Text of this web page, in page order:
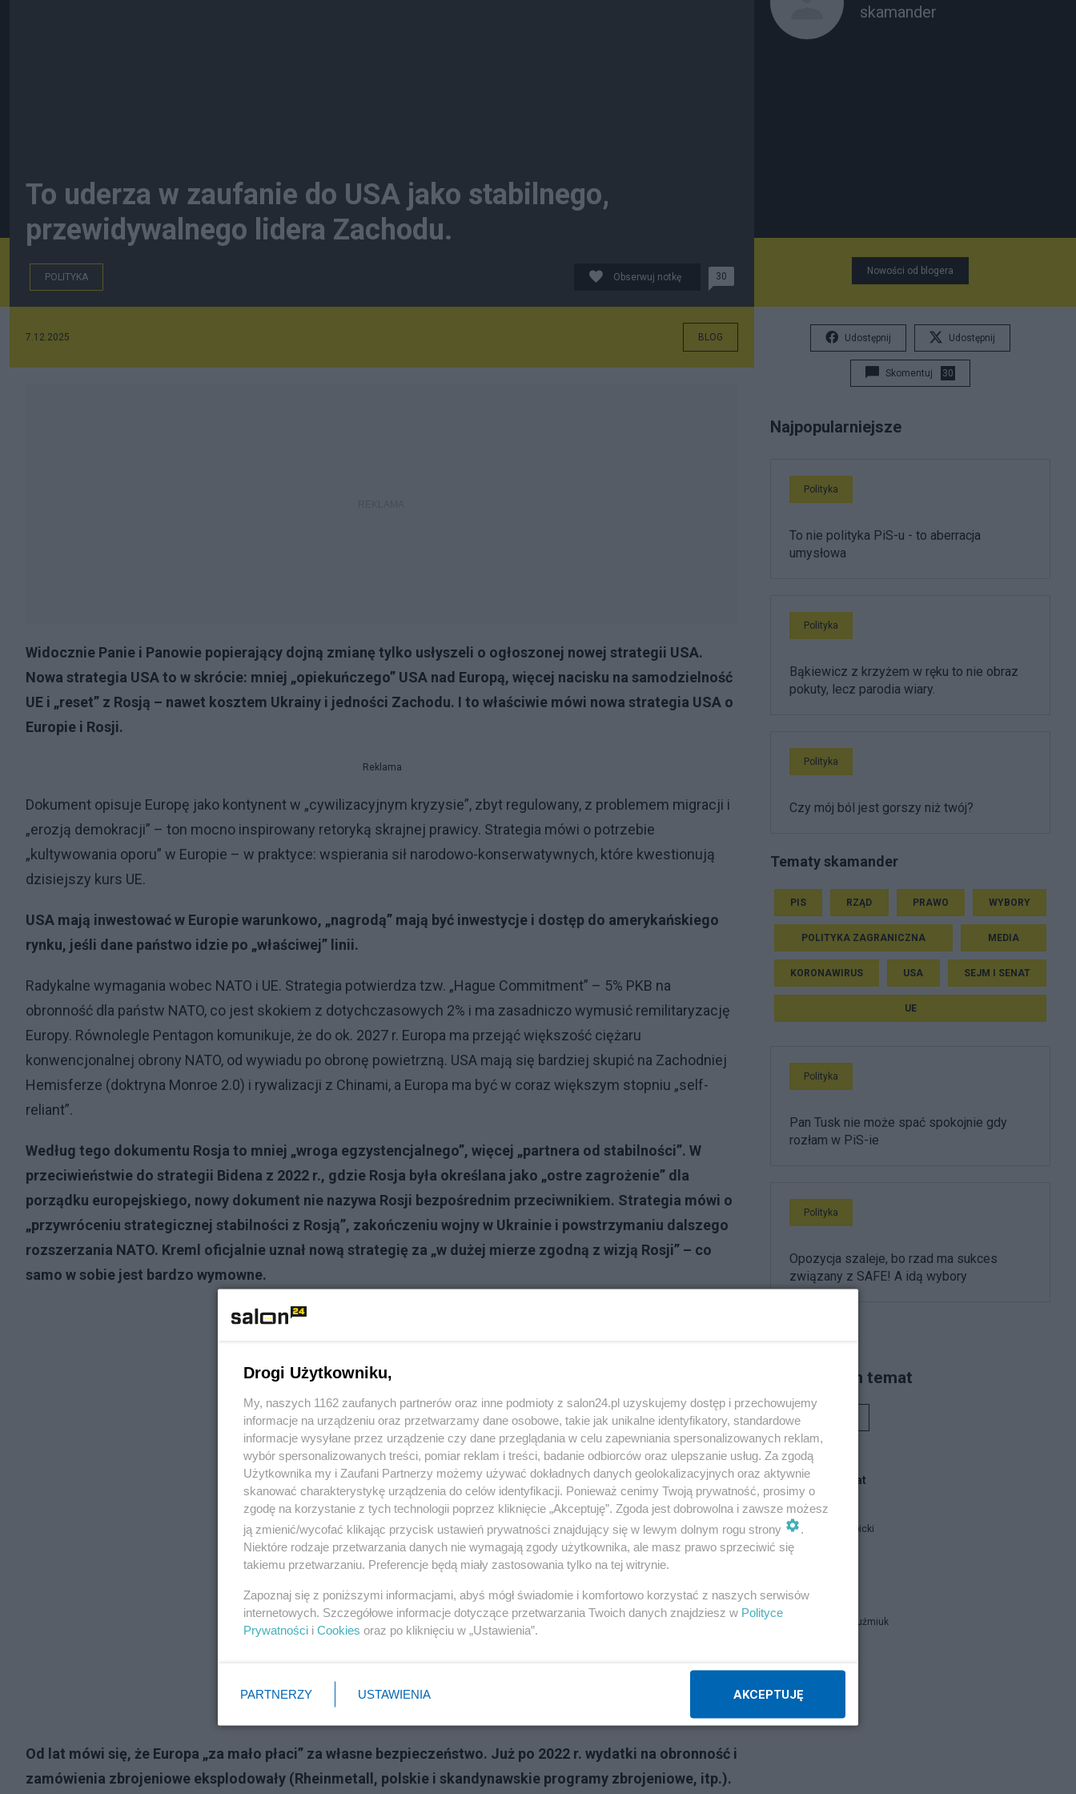
To uderza w zaufanie do USA jako stabilnego,
przewidywalnego lidera Zachodu.
POLITYKA Obserwuj notkę 30
7.12.2025 BLOG
Widocznie Panie i Panowie popierający dojną zmianę tylko usłyszeli o ogłoszonej nowej strategii USA.
Nowa strategia USA to w skrócie: mniej „opiekuńczego” USA nad Europą, więcej nacisku na samodzielność
UE i „reset” z Rosją – nawet kosztem Ukrainy i jedności Zachodu. I to właściwie mówi nowa strategia USA o
Europie i Rosji.
Reklama
Dokument opisuje Europę jako kontynent w „cywilizacyjnym kryzysie”, zbyt regulowany, z problemem migracji i
„erozją demokracji” – ton mocno inspirowany retoryką skrajnej prawicy. Strategia mówi o potrzebie
„kultywowania oporu” w Europie – w praktyce: wspierania sił narodowo-konserwatywnych, które kwestionują
dzisiejszy kurs UE.
USA mają inwestować w Europie warunkowo, „nagrodą” mają być inwestycje i dostęp do amerykańskiego
rynku, jeśli dane państwo idzie po „właściwej” linii.
Radykalne wymagania wobec NATO i UE. Strategia potwierdza tzw. „Hague Commitment” – 5% PKB na
obronność dla państw NATO, co jest skokiem z dotychczasowych 2% i ma zasadniczo wymusić remilitaryzację
Europy. Równolegle Pentagon komunikuje, że do ok. 2027 r. Europa ma przejąć większość ciężaru
konwencjonalnej obrony NATO, od wywiadu po obronę powietrzną. USA mają się bardziej skupić na Zachodniej
Hemisferze (doktryna Monroe 2.0) i rywalizacji z Chinami, a Europa ma być w coraz większym stopniu „self-
reliant”.
Według tego dokumentu Rosja to mniej „wroga egzystencjalnego”, więcej „partnera od stabilności”. W
przeciwieństwie do strategii Bidena z 2022 r., gdzie Rosja była określana jako „ostre zagrożenie” dla
porządku europejskiego, nowy dokument nie nazywa Rosji bezpośrednim przeciwnikiem. Strategia mówi o
„przywróceniu strategicznej stabilności z Rosją”, zakończeniu wojny w Ukrainie i powstrzymaniu dalszego
rozszerzania NATO. Kreml oficjalnie uznał nową strategię za „w dużej mierze zgodną z wizją Rosji” – co
samo w sobie jest bardzo wymowne.
Od lat mówi się, że Europa „za mało płaci” za własne bezpieczeństwo. Już po 2022 r. wydatki na obronność i
zamówienia zbrojeniowe eksplodowały (Rheinmetall, polskie i skandynawskie programy zbrojeniowe, itp.).
skamander
Nowości od blogera
Udostępnij Udostępnij
Skomentuj 30
Najpopularniejsze
Polityka
To nie polityka PiS-u - to aberracja
umysłowa
Polityka
Bąkiewicz z krzyżem w ręku to nie obraz
pokuty, lecz parodia wiary.
Polityka
Czy mój ból jest gorszy niż twój?
Tematy skamander
PIS RZĄD PRAWO WYBORY
POLITYKA ZAGRANICZNA MEDIA
KORONAWIRUS USA SEJM I SENAT
UE
Polityka
Pan Tusk nie może spać spokojnie gdy
rozłam w PiS-ie
Polityka
Opozycja szaleje, bo rzad ma sukces
związany z SAFE! A idą wybory
Piszą na ten temat
Blogi na ten temat
Jan Filip Libicki
Zbigniew Kuźmiuk
Napisz notkę
Drogi Użytkowniku,
My, naszych 1162 zaufanych partnerów oraz inne podmioty z salon24.pl uzyskujemy dostęp i przechowujemy
informacje na urządzeniu oraz przetwarzamy dane osobowe, takie jak unikalne identyfikatory, standardowe
informacje wysyłane przez urządzenie czy dane przeglądania w celu zapewniania spersonalizowanych reklam,
wybór spersonalizowanych treści, pomiar reklam i treści, badanie odbiorców oraz ulepszanie usług. Za zgodą
Użytkownika my i Zaufani Partnerzy możemy używać dokładnych danych geolokalizacyjnych oraz aktywnie
skanować charakterystykę urządzenia do celów identyfikacji. Ponieważ cenimy Twoją prywatność, prosimy o
zgodę na korzystanie z tych technologii poprzez kliknięcie „Akceptuję”. Zgoda jest dobrowolna i zawsze możesz
ją zmienić/wycofać klikając przycisk ustawień prywatności znajdujący się w lewym dolnym rogu strony
.
Niektóre rodzaje przetwarzania danych nie wymagają zgody użytkownika, ale masz prawo sprzeciwić się
takiemu przetwarzaniu. Preferencje będą miały zastosowania tylko na tej witrynie.
Zapoznaj się z poniższymi informacjami, abyś mógł świadomie i komfortowo korzystać z naszych serwisów
internetowych. Szczegółowe informacje dotyczące przetwarzania Twoich danych znajdziesz w Polityce
Prywatności i Cookies oraz po kliknięciu w „Ustawienia”.
PARTNERZY USTAWIENIA AKCEPTUJĘ